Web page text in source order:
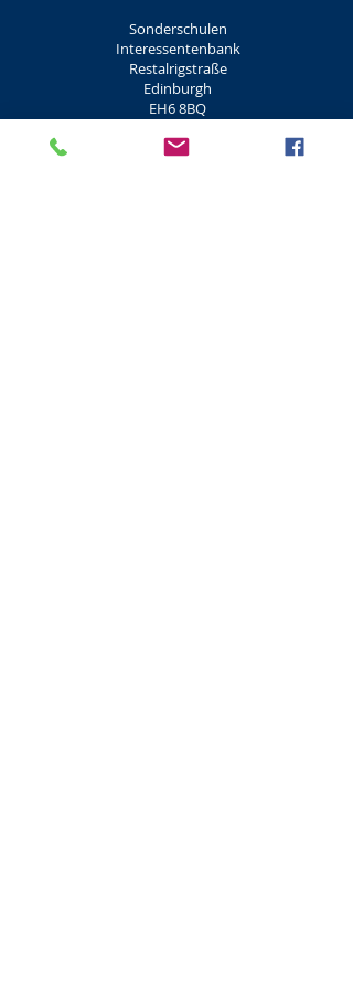
Sonderschulen
Interessentenbank
Restalrigstraße
Edinburgh
EH6 8BQ
Schottland